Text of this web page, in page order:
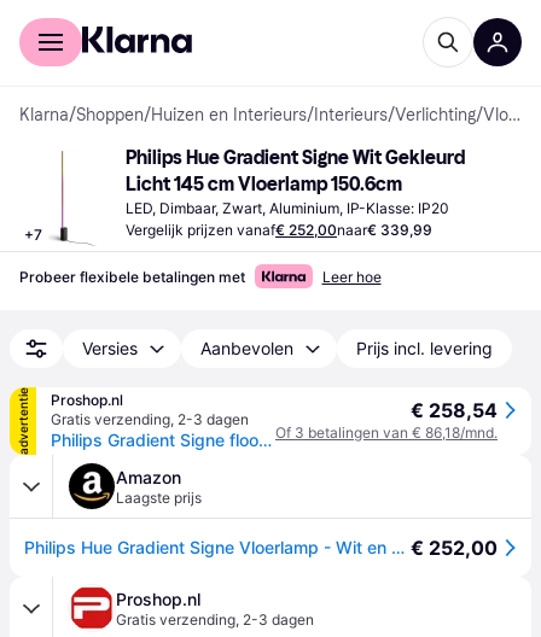
Voor shoppers
Klarna/Shoppen/Huizen en Interieurs/ Interieurs/Verlichting/ Vloerlampen
+7
Philips Hue Gradient Signe Wit Gekleurd
Licht 145 cm Vloerlamp 150.6cm
LED, Dimbaar, Zwart, Aluminium, IP-Klasse: IP20
Vergelijk prijzen vanaf€ 252,00naar€ 339,99
Probeer flexibele betalingen met Leer hoe
Versies Aanbevolen Prijs incl. levering
advertentie
Proshop.nl
Gratis verzending, 2-3 dagen
Philips Gradient Signe floor black EU
€ 258,54
Of 3 betalingen van € 86,18/mnd.
Amazon
Laagste prijs
Philips Hue Gradient Signe Vloerlamp - Wit en Gekleurd Licht - Slimme Lamp Werkt met Alexa en Google Home - Verbind met Bluetooth of Hue Bridge - Dimbaar - 145 cm hoog - Zwart € 252,00
Proshop.nl
Gratis verzending, 2-3 dagen